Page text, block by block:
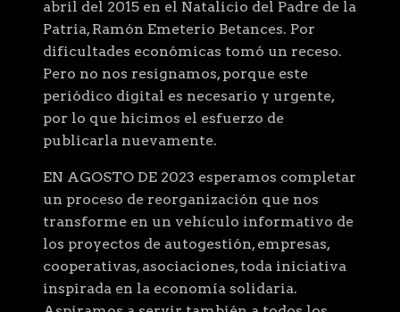
abril del 2015 en el Natalicio del Padre de la
Patria, Ramón Emeterio Betances. Por
dificultades económicas tomó un receso.
Pero no nos resignamos, porque este
periódico digital es necesario y urgente,
por lo que hicimos el esfuerzo de
publicarla nuevamente.
EN AGOSTO DE 2023 esperamos completar
un proceso de reorganización que nos
transforme en un vehículo informativo de
los proyectos de autogestión, empresas,
cooperativas, asociaciones, toda iniciativa
inspirada en la economía solidaria.